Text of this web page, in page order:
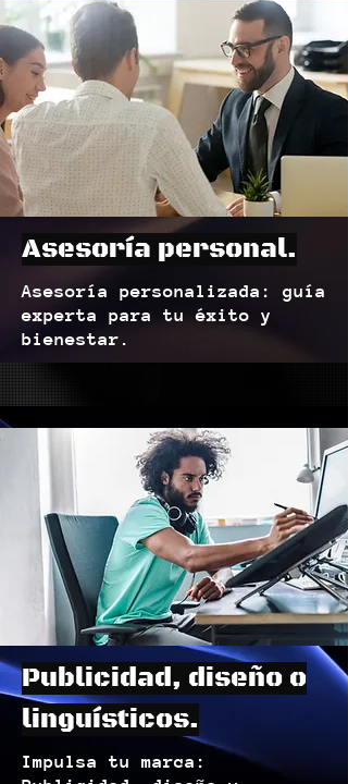
Asesoría personal.
Asesoría personalizada: guía
experta para tu éxito y
bienestar.
Publicidad, diseño o
linguísticos.
Impulsa tu marca: